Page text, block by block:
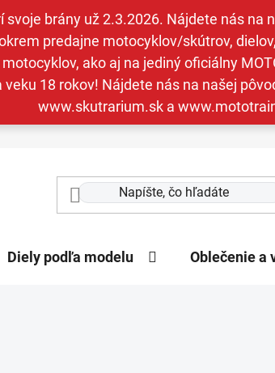
brány už 2.3.2026. Nájdete nás na
predajne motocyklov/skútrov,
ako aj na jediný oficiálny
18 rokov! Nájdete nás na našej
www.skutrarium.sk a
Diely podľa modelu Oblečenie a